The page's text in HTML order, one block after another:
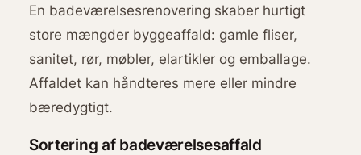
En badeværelsesrenovering skaber hurtigt
store mængder byggeaffald: gamle fliser,
sanitet, rør, møbler, elartikler og emballage.
Affaldet kan håndteres mere eller mindre
bæredygtigt.
Sortering af badeværelsesaffald